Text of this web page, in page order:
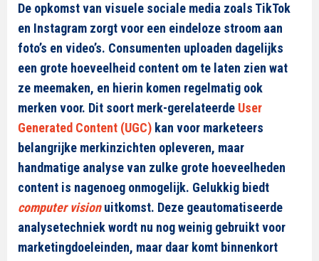
De opkomst van visuele sociale media zoals TikTok
en Instagram zorgt voor een eindeloze stroom aan
foto’s en video’s. Consumenten uploaden dagelijks
een grote hoeveelheid content om te laten zien wat
ze meemaken, en hierin komen regelmatig ook
merken voor. Dit soort merk-gerelateerde User
Generated Content (UGC) kan voor marketeers
belangrijke merkinzichten opleveren, maar
handmatige analyse van zulke grote hoeveelheden
content is nagenoeg onmogelijk. Gelukkig biedt
computer visionuitkomst. Deze geautomatiseerde
analysetechniek wordt nu nog weinig gebruikt voor
marketingdoeleinden, maar daar komt binnenkort